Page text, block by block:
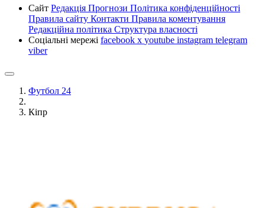
Сайт Редакція Прогнози Політика конфіденційності
Правила сайту Контакти Правила коментування
Редакційна політика Структура власності
Соціальні мережі facebook x youtube instagram telegram
viber
Футбол 24
Кіпр